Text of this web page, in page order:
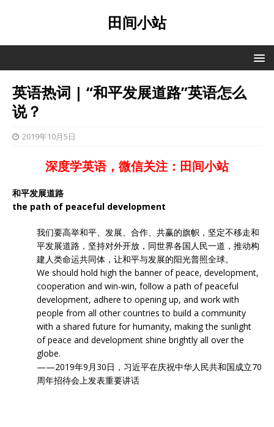
田间小站
英语热词 | “和平发展道路”英语怎么
说？
2019年10月5日
深度学英语，微信关注：田间小站
和平发展道路
the path of peaceful development
我们要高举和平、发展、合作、共赢的旗帜，坚定不移走和
平发展道路，坚持对外开放，同世界各国人民一道，推动构
建人类命运共同体，让和平与发展的阳光普照全球。
We should hold high the banner of peace, development,
cooperation and win-win, follow a path of peaceful
development, adhere to opening up, and work with
people from all other countries to build a community
with a shared future for humanity, making the sunlight
of peace and development shine brightly all over the
globe.
——2019年9月30日，习近平在庆祝中华人民共和国成立70
周年招待会上发表重要讲话